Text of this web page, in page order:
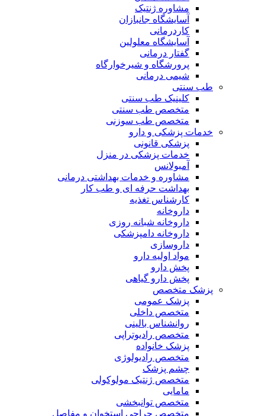
مشاوره ژنتیک
آسایشگاه جانبازان
کاردرمانی
آسایشگاه معلولین
گفتار درمانی
پرورشگاه و شیرخوارگاه
شیمی درمانی
طب سنتی
کلینیک طب سنتی
متخصص طب سنتی
متخصص طب سوزنی
خدمات پزشکی و دارو
پزشکی قانونی
خدمات پزشکی در منزل
آمبولانس
مشاوره و خدمات بهداشتی درمانی
بهداشت حرفه ای و طب کار
کارشناس تغذیه
داروخانه
داروخانه شبانه روزی
داروخانه دامپزشکی
داروسازی
مواد اولیه دارو
پخش دارو
پخش دارو گیاهی
پزشک متخصص
پزشک عمومی
متخصص داخلی
روانشناس بالینی
متخصص رادیوتراپی
پزشک خانواده
متخصص رادیولوژی
چشم پزشک
متخصص ژنتیک مولوکولی
مامایی
متخصص توانبخشی
متخصص جراحی استخوان و مفاصل